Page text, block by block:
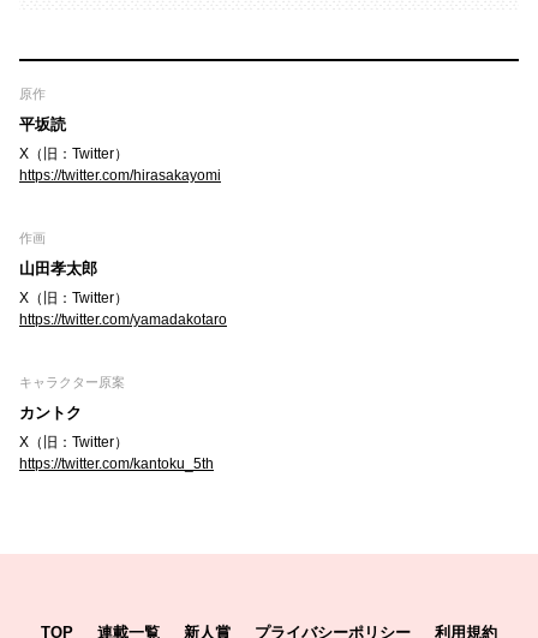
原作
平坂読
X（旧：Twitter）
https://twitter.com/hirasakayomi
作画
山田孝太郎
X（旧：Twitter）
https://twitter.com/yamadakotaro
キャラクター原案
カントク
X（旧：Twitter）
https://twitter.com/kantoku_5th
TOP 連載一覧 新人賞 プライバシーポリシー 利用規約